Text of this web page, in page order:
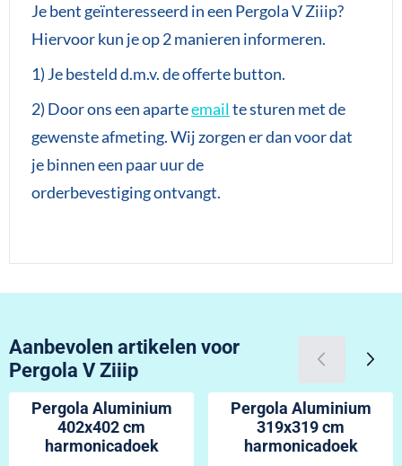
Je bent geïnteresseerd in een Pergola V Ziiip?
Hiervoor kun je op 2 manieren informeren.
1) Je besteld d.m.v. de offerte button.
2) Door ons een aparteemailte sturen met de
gewenste afmeting. Wij zorgen er dan voor dat
je binnen een paar uur de
orderbevestiging ontvangt.
Aanbevolen artikelen voor
Pergola V Ziiip
Pergola Aluminium
402x402 cm
harmonicadoek
Pergola Aluminium
319x319 cm
harmonicadoek